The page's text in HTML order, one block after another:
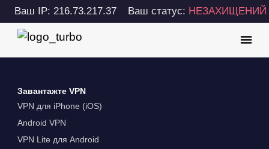
Ваш IP: 216.73.217.37 Ваш статус: НЕЗАХИЩЕНИЙ
Завантажте VPN
VPN для iPhone (iOS)
Android VPN
VPN Lite для Android